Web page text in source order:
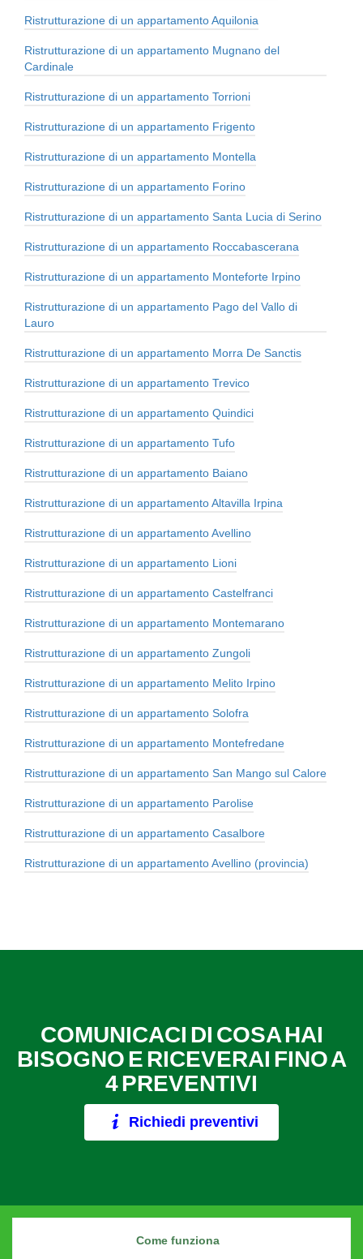
Ristrutturazione di un appartamento Aquilonia
Ristrutturazione di un appartamento Mugnano del
Cardinale
Ristrutturazione di un appartamento Torrioni
Ristrutturazione di un appartamento Frigento
Ristrutturazione di un appartamento Montella
Ristrutturazione di un appartamento Forino
Ristrutturazione di un appartamento Santa Lucia di Serino
Ristrutturazione di un appartamento Roccabascerana
Ristrutturazione di un appartamento Monteforte Irpino
Ristrutturazione di un appartamento Pago del Vallo di
Lauro
Ristrutturazione di un appartamento Morra De Sanctis
Ristrutturazione di un appartamento Trevico
Ristrutturazione di un appartamento Quindici
Ristrutturazione di un appartamento Tufo
Ristrutturazione di un appartamento Baiano
Ristrutturazione di un appartamento Altavilla Irpina
Ristrutturazione di un appartamento Avellino
Ristrutturazione di un appartamento Lioni
Ristrutturazione di un appartamento Castelfranci
Ristrutturazione di un appartamento Montemarano
Ristrutturazione di un appartamento Zungoli
Ristrutturazione di un appartamento Melito Irpino
Ristrutturazione di un appartamento Solofra
Ristrutturazione di un appartamento Montefredane
Ristrutturazione di un appartamento San Mango sul Calore
Ristrutturazione di un appartamento Parolise
Ristrutturazione di un appartamento Casalbore
Ristrutturazione di un appartamento Avellino (provincia)
COMUNICACI DI COSA HAI
BISOGNO E RICEVERAI FINO A
4 PREVENTIVI
Richiedi preventivi
Come funziona